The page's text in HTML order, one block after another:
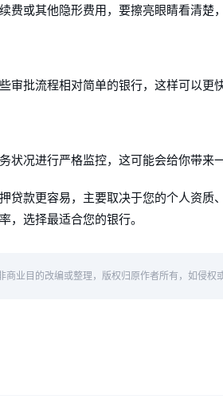
费或其他隐形费用，要擦亮眼睛看清楚
审批流程相对简单的银行，这样可以更
状况进行严格监控，这可能会给你带来
贷款更容易，主要取决于您的个人资质
，选择最适合您的银行。
商业目的改编或整理，版权归原作者所有，如侵权